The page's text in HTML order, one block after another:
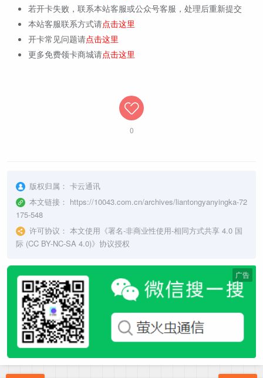
若开卡失败，联系本站客服或公众号客服，处理后重新提交
本站客服联系方式请点击这里
开卡常见问题请点击这里
更多免费领卡商城请点击这里
0
版权归属： 卡云通讯
本文链接： https://10043.com.cn/archives/liantongyanyingka-72
175-548
许可协议： 本文使用《署名-非商业性使用-相同方式共享 4.0 国
际 (CC BY-NC-SA 4.0)》协议授权
广告